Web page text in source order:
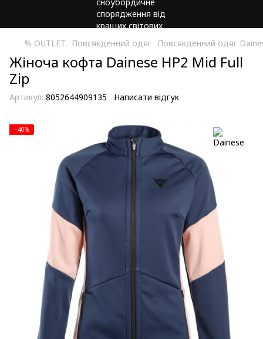
% OUTLET Повсякденний одяг Повсякденний одяг
Жіноча кофта Dainese HP2 Mid Full
Zip
Артикул: 8052644909135 Написати відгук
−40%